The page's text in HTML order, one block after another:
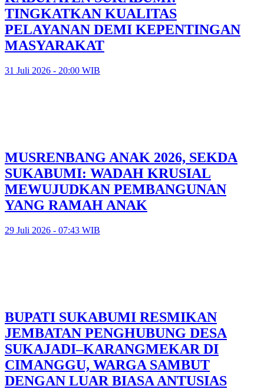
TINGKATKAN KUALITAS
PELAYANAN DEMI KEPENTINGAN
MASYARAKAT
31 Juli 2026 - 20:00 WIB
MUSRENBANG ANAK 2026, SEKDA
SUKABUMI: WADAH KRUSIAL
MEWUJUDKAN PEMBANGUNAN
YANG RAMAH ANAK
29 Juli 2026 - 07:43 WIB
BUPATI SUKABUMI RESMIKAN
JEMBATAN PENGHUBUNG DESA
SUKAJADI–KARANGMEKAR DI
CIMANGGU, WARGA SAMBUT
DENGAN LUAR BIASA ANTUSIAS